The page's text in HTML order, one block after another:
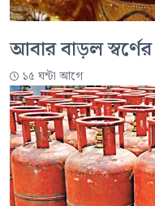
আবার বাড়ল
১৫ ঘন্টা আগে